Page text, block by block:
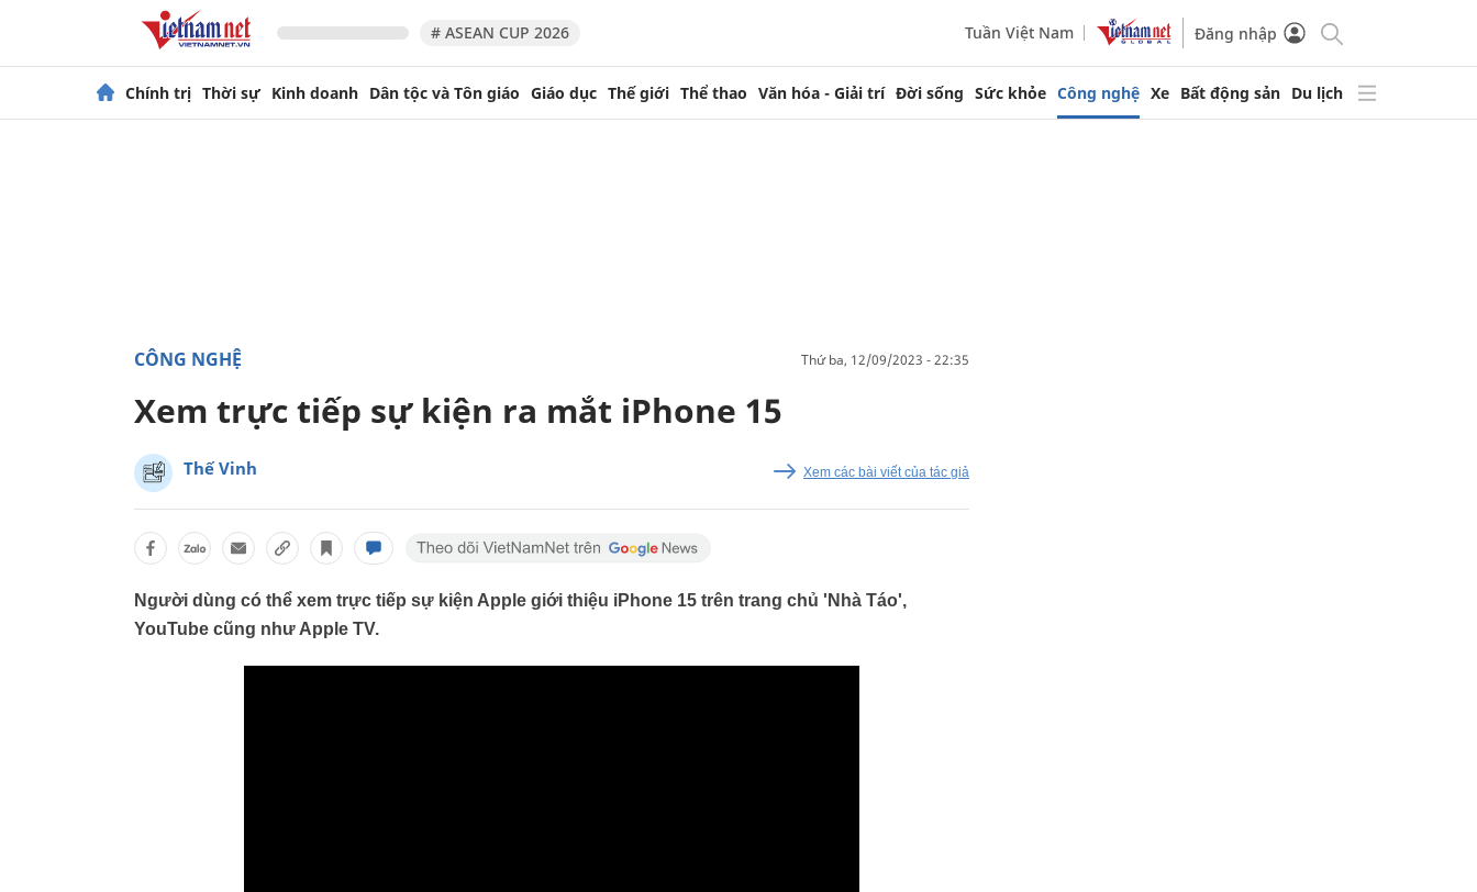
# ASEAN CUP 2026 Tuần Việt Nam Đăng nhập
Chính trị Thời sự Kinh doanh Dân tộc và Tôn giáo Giáo dục Thế giới Thể thao Văn hóa - Giải trí Đời sống Sức khỏe Công nghệ Xe Bất động sản Du lịch
CÔNG NGHỆ thứ ba, 12/09/2023 - 22:35
Xem trực tiếp sự kiện ra mắt iPhone 15
Thế Vinh Xem các bài viết của tác giả
Người dùng có thể xem trực tiếp sự kiện Apple giới thiệu iPhone 15 trên trang chủ 'Nhà Táo',
YouTube cũng như Apple TV.